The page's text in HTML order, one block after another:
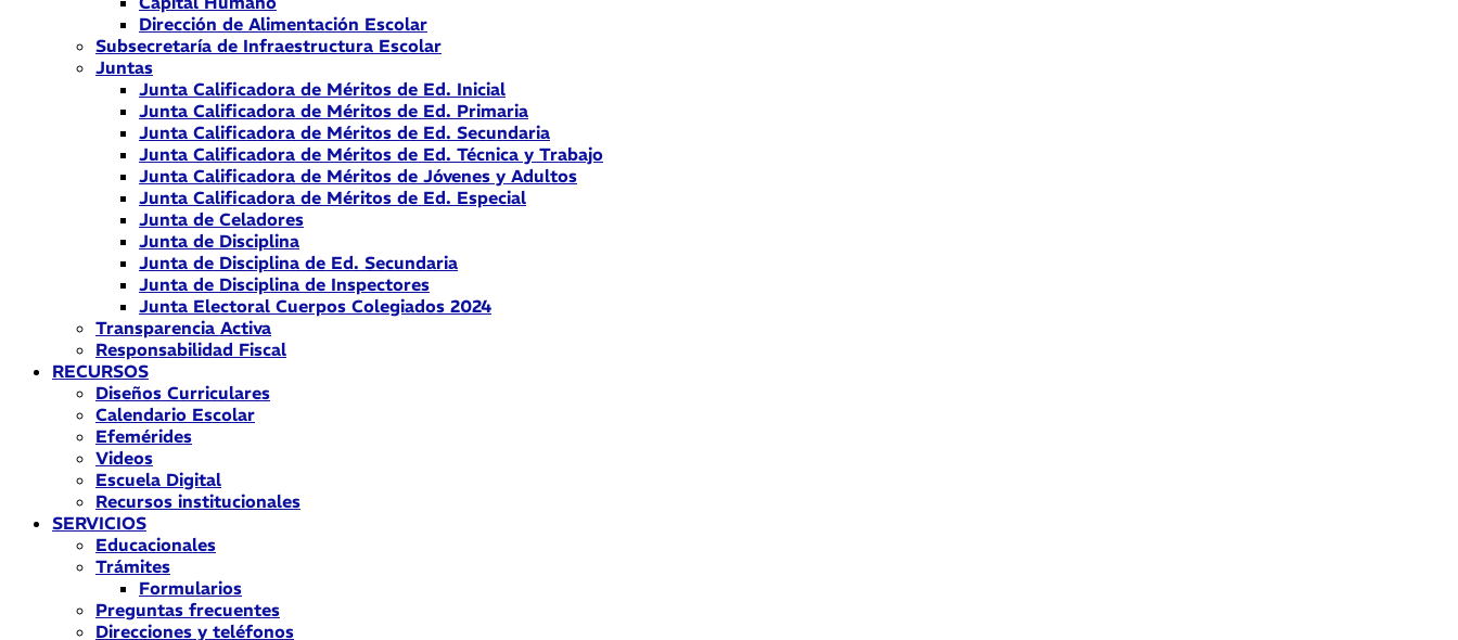
Dirección de Alimentación Escolar
Subsecretaría de Infraestructura Escolar
Juntas
Junta Calificadora de Méritos de Ed. Inicial
Junta Calificadora de Méritos de Ed. Primaria
Junta Calificadora de Méritos de Ed. Secundaria
Junta Calificadora de Méritos de Ed. Técnica y Trabajo
Junta Calificadora de Méritos de Jóvenes y Adultos
Junta Calificadora de Méritos de Ed. Especial
Junta de Celadores
Junta de Disciplina
Junta de Disciplina de Ed. Secundaria
Junta de Disciplina de Inspectores
Junta Electoral Cuerpos Colegiados 2024
Transparencia Activa
Responsabilidad Fiscal
RECURSOS
Diseños Curriculares
Calendario Escolar
Efemérides
Videos
Escuela Digital
Recursos institucionales
SERVICIOS
Educacionales
Trámites
Formularios
Preguntas frecuentes
Direcciones y teléfonos